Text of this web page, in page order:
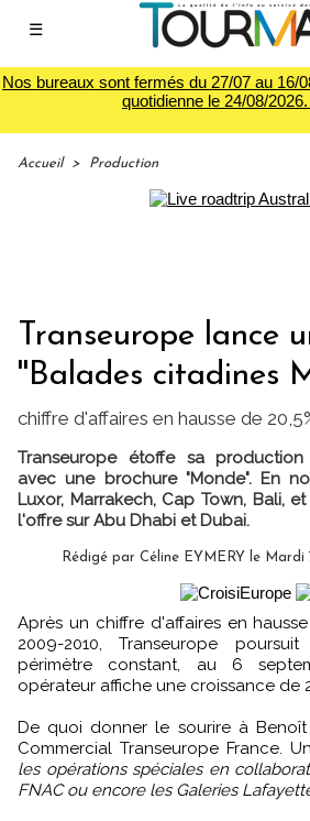
☰
Nos bureaux sont fermés du 27/07 au 16/
quotidienne le 24/08/
Accueil > Production
Transeurope lance
''Balades citadines
chiffre d'affaires en hausse de
Transeurope étoffe sa production
avec une brochure "Monde". En
Luxor, Marrakech, Cap Town, Bali,
l'offre sur Abu Dhabi et Dubai.
Rédigé par Céline EYMERY le Mardi
Après un chiffre d'affaires en hausse de 7% sur l'exercice
2009-2010, Transeurope
périmètre constant, au 6
opérateur affiche une croissance de
De quoi donner le sourire à Benoît
Commercial Transeurope France.
les opérations spéciales en
FNAC ou encore les Galeries